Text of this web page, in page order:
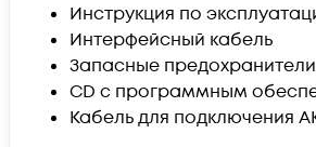
Инструкция по
Интерфейсный кабель
Запасные предохранители
CD с программным
Кабель для подключения